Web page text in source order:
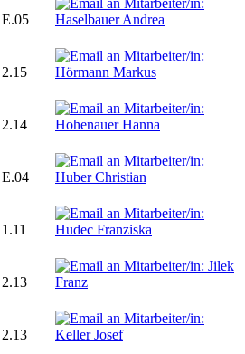
E.05
2.15
2.14
E.04
1.11
2.13
2.13